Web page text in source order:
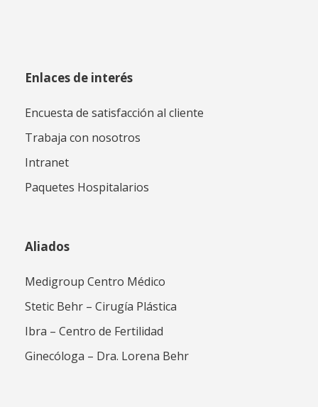
Enlaces de interés
Encuesta de satisfacción al cliente
Trabaja con nosotros
Intranet
Paquetes Hospitalarios
Aliados
Medigroup Centro Médico
Stetic Behr – Cirugía Plástica
Ibra – Centro de Fertilidad
Ginecóloga – Dra. Lorena Behr